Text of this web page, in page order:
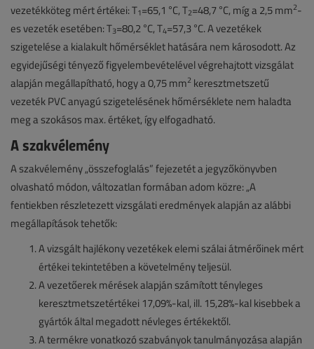
vezetékköteg mért értékei: T1=65,1 °C, T2=48,7 °C, míg a 2,5 mm2-
es vezeték esetében: T3=80,2 °C, T4=57,3 °C. A vezetékek
szigetelése a kialakult hőmérséklet hatására nem károsodott. Az
egyidejűségi tényező figyelembevételével végrehajtott vizsgálat
alapján megállapítható, hogy a 0,75 mm2 keresztmetszetű
vezeték PVC anyagú szigetelésének hőmérséklete nem haladta
meg a szokásos max. értéket, így elfogadható.
A szakvélemény
A szakvélemény „összefoglalás” fejezetét a jegyzőkönyvben
olvasható módon, változatlan formában adom közre: „A
fentiekben részletezett vizsgálati eredmények alapján az alábbi
megállapítások tehetők:
A vizsgált hajlékony vezetékek elemi szálai átmérőinek mért
értékei tekintetében a követelmény teljesül.
A vezetőerek mérések alapján számított tényleges
keresztmetszetértékei 17,09%-kal, ill. 15,28%-kal kisebbek a
gyártók által megadott névleges értékektől.
A termékre vonatkozó szabványok tanulmányozása alapján